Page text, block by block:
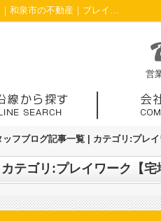
スタッフブログ記事一覧ページ | カテゴリ:プレイワーク【宅地造成工事】｜和泉市の不動産｜プレイワーク株式会社
営
フブログ記事一覧 | カテゴリ:プレイ
テゴリ:プレイワーク【宅